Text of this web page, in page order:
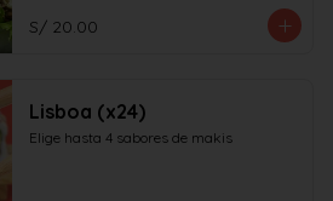
S/ 20.00
Lisboa (x24)
Elige hasta 4 sabores de makis